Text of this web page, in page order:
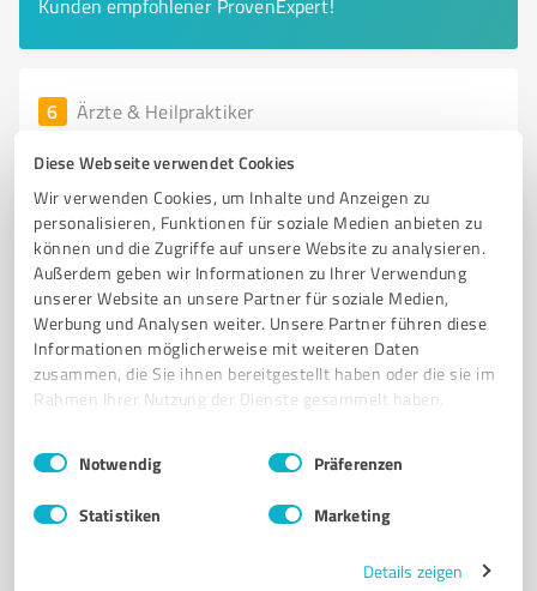
Diese Webseite verwendet Cookies
Wir verwenden Cookies, um Inhalte und Anzeigen zu
personalisieren, Funktionen für soziale Medien anbieten zu
können und die Zugriffe auf unsere Website zu analysieren.
Außerdem geben wir Informationen zu Ihrer Verwendung
unserer Website an unsere Partner für soziale Medien,
Werbung und Analysen weiter. Unsere Partner führen diese
Informationen möglicherweise mit weiteren Daten
zusammen, die Sie ihnen bereitgestellt haben oder die sie im
Rahmen Ihrer Nutzung der Dienste gesammelt haben.
Impressum Datenschutzbestimmungen
Einwilligungsauswahl
Notwendig Präferenzen
Statistiken Marketing
Details zeigen
Kunden empfohlener ProvenExpert!
6 Ärzte & Heilpraktiker
Partner für Zahngesundheit
ZAHNARZT LÜBECK ZAHNAUFHELLUNG PHILIPS ZOOM!
PROPHYLAXE ONLINE TERMINVEREINBARUNG ZAHNGESUNDHEIT
INDIVIDUELLE BETREUUNG MODERNE ZAHNMEDIZIN
PATIENTENSERVICE STRAHLENDES LÄCHELN
ZAHNMEDIZINISCHE DIENSTLEISTUNGEN ZAHNARZTPRAXIS
Schwartauer Allee 92, 23554 Lübeck
Tel. 0451 477010
www.zahnarztpraxisdrschmitt.de/